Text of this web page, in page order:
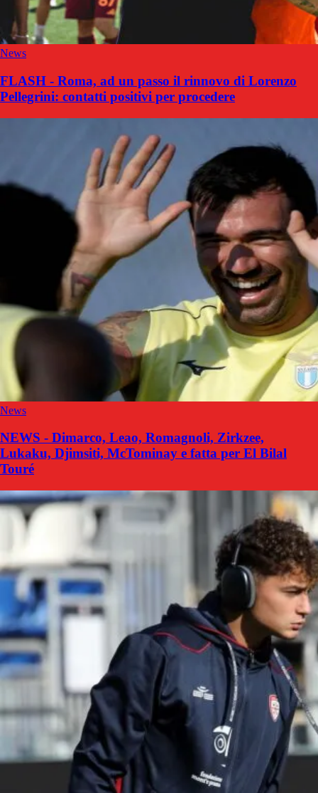
News
FLASH - Roma, ad un passo il rinnovo di Lorenzo
Pellegrini: contatti positivi per procedere
News
NEWS - Dimarco, Leao, Romagnoli, Zirkzee,
Lukaku, Djimsiti, McTominay e fatta per El Bilal
Touré